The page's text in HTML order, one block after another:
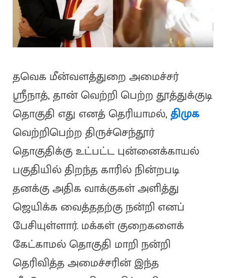
தவெக மீன்வளத்துறை அமைச்சர்
ஸ்ரீநாத், தான் வெற்றி பெற்ற தூத்துக்குடி
தொகுதி எது எனத் தெரியாமல்,திமுக
வெற்றிபெற்ற திருச்செந்தூர்
தொகுதிக்கு உட்பட்ட புன்னைக்காயல்
பகுதியில் திறந்த காரில் நின்றபடி
தனக்கு அதிக வாக்குகள் அளித்து
ஜெயிக்க வைத்ததற்கு நன்றி எனப்
பேசியுள்ளார். மக்கள் குறைகளைக்
கேட்காமல் தொகுதி மாறி நன்றி
தெரிவித்த அமைச்சரின் இந்த